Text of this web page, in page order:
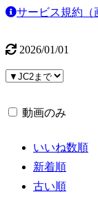
サービス規約（
2026/01/01
動画のみ
いいね数順
新着順
古い順